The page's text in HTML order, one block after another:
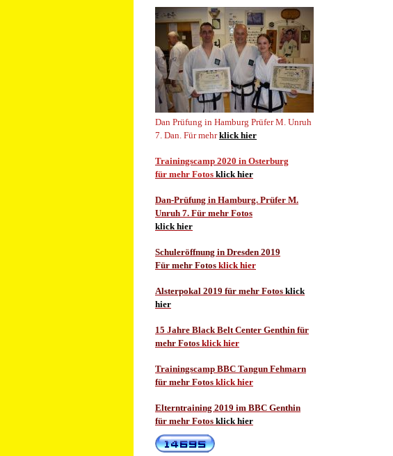
Dan Prüfung in Hamburg Prüfer M. Unruh
7. Dan. Für mehr klick hier
Trainingscamp 2020 in Osterburg
für mehr Fotos klick hier
Dan-Prüfung in Hamburg. Prüfer M.
Unruh 7. Für mehr Fotos
klick hier
Schuleröffnung in Dresden 2019
Für mehr Fotos klick hier
Alsterpokal 2019 für mehr Fotos klick
hier
15 Jahre Black Belt Center Genthin für
mehr Fotos klick hier
Trainingscamp BBC Tangun Fehmarn
für mehr Fotos klick hier
Elterntraining 2019 im BBC Genthin
für mehr Fotos klick hier